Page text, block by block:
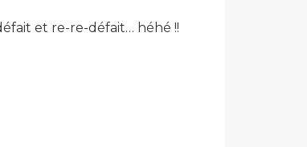
et re-re-défait… héhé !!